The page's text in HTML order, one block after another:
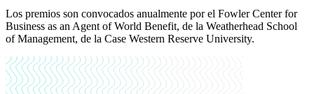
Los premios son convocados anualmente por el Fowler Center for
Business as an Agent of World Benefit, de la Weatherhead School
of Management, de la Case Western Reserve University.